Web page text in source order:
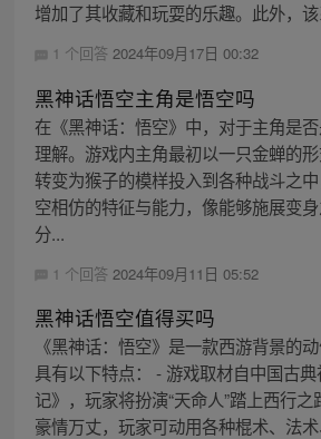
增加了其收藏和玩耍的乐趣。此外，
1 个回答 2024年09月17日 00:32
黑神话悟空主角是悟空吗
在《黑神话：悟空》中，对于主角是
理解。游戏内主角最初以一只金蝉的
转变为猴子的模样投入到各种战斗之
空相仿的特征与能力，像能够施展变
分...
1 个回答 2024年09月11日 05:52
黑神话悟空值得买吗
《黑神话：悟空》是一款西游背景的
具有以下特点： - 游戏取材自中国古
记》，玩家将扮演“天命人”踏上西行
豪情万丈，玩家可动用各种棍术、法